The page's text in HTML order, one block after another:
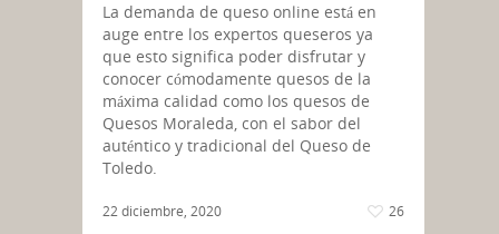
La demanda de queso online está en
auge entre los expertos queseros ya
que esto significa poder disfrutar y
conocer cómodamente quesos de la
máxima calidad como los quesos de
Quesos Moraleda, con el sabor del
auténtico y tradicional del Queso de
Toledo.
22 diciembre, 2020 26